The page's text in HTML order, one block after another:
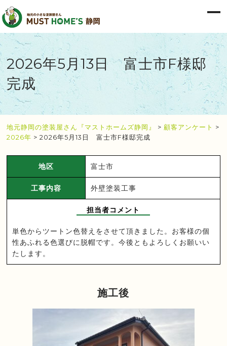
2026年5月13日 富士市F様邸
完成
地元静岡の塗装屋さん『マストホームズ静岡』 >顧客アンケート >
2026年 >2026年5月13日 富士市F様邸完成
地区 富士市
工事内容 外壁塗装工事
担当者コメント
単色からツートン色替えをさせて頂きました。お客様の個
性あふれる色選びに脱帽です。今後ともよろしくお願いい
たします。
施工後